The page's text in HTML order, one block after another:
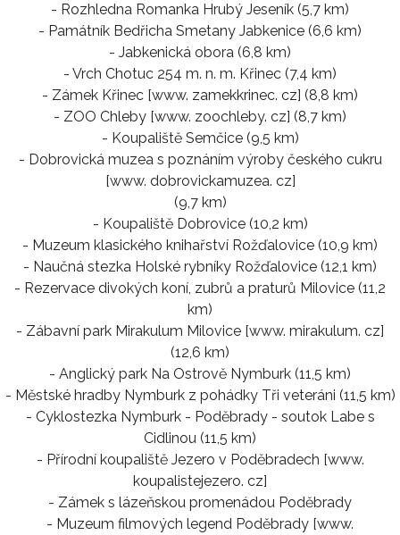
- Rozhledna Romanka Hrubý Jeseník (5,7 km)
- Památník Bedřicha Smetany Jabkenice (6,6 km)
- Jabkenická obora (6,8 km)
- Vrch Chotuc 254 m. n. m. Křinec (7,4 km)
- Zámek Křinec [www. zamekkrinec. cz] (8,8 km)
- ZOO Chleby [www. zoochleby. cz] (8,7 km)
- Koupaliště Semčice (9,5 km)
- Dobrovická muzea s poznáním výroby českého cukru
[www. dobrovickamuzea. cz]
(9,7 km)
- Koupaliště Dobrovice (10,2 km)
- Muzeum klasického knihařství Rožďalovice (10,9 km)
- Naučná stezka Holské rybníky Rožďalovice (12,1 km)
- Rezervace divokých koní, zubrů a praturů Milovice (11,2
km)
- Zábavní park Mirakulum Milovice [www. mirakulum. cz]
(12,6 km)
- Anglický park Na Ostrově Nymburk (11,5 km)
- Městské hradby Nymburk z pohádky Tři veteráni (11,5 km)
- Cyklostezka Nymburk - Poděbrady - soutok Labe s
Cidlinou (11,5 km)
- Přírodní koupaliště Jezero v Poděbradech [www.
koupalistejezero. cz]
- Zámek s lázeňskou promenádou Poděbrady
- Muzeum filmových legend Poděbrady [www.